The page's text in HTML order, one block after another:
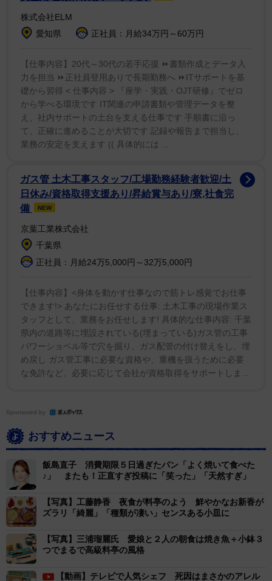
「のだめカンタビーレ」の原作漫画のイラスト入りと、
超お茶目。
ファンも「千秋せんぱぁぁぁぁーい のだめちゃんが
理想のご飯食べてるよー」「健康的な朝食素晴らしいす
ぎます。お醤油のお皿が可愛いすぎます」「丁寧な暮ら
しが素敵」「旅館の朝ごはんかと思いました」と朝から
丁寧な仕事ぶりに絶賛のコメントが寄せられていた。
株式会社ELM
愛知県
正社員：月給34万円～60万円
【仕事内容】20代～30代の若手応援 ⏩書類作成とデータ入
力を担当 ⏩正社員登用ありで長期勤務へ ⏩ITサポートを基
礎から習得 < 仕事内容 > 『座学・実践・OJT研修』でゼロ
から学べる環境です IT関連の申請書類や管理データを整
え、社内サポートの土台を支える仕事です 手順書に沿っ
て、正確に進めることが大切です 記録や報告まで担当し、
業務の安定を支えます (( 具体的には ...
ガス管 土木工事スタッフ/工場勤務経験者歓迎/土
日休み/資格取得支援あり/昇給賞与あり/寮,社食完
備
NEW
京葉工業株式会社
千葉県
正社員：月給24万5,000円～32万5,000円
【仕事内容】<身体を動かす仕事なので筋トレ感覚でお仕事
できます!> あなたにお任せする仕事: 土木工事の現場作業ス
タッフとして、業務をお任せします! 具体的な仕事内容: 千葉
県内の道路等に埋設されている(埋まっている)ガス管の工事
パワーショベル等で穴を掘り、ガス配管の付け替えをし、埋
め戻し ガス管工事に必要な資格や、重機を扱うために必要
な免許など、必要に応じて会社が資格取得をサポートしま...
Sponsored by
おすすめニュース
飯島直子 消費期限５日過ぎたパン「よく焼いて食べた
♪」 またも！正直すぎ投稿に「笑った」「天然すぎ」
【写真】工藤静香 夜食が料亭のよう 鮮やかなお新香が
ズラリ「綺麗」「種類が凄い」センスある小皿に
【写真】三浦瑠麗氏 愛娘と２人の朝食は焼き魚＋小鉢３
つでまるで高級料亭の風格
【動画】テレビで人気シェフ 死因はまさかのアレル